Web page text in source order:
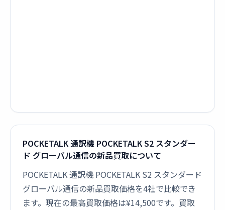
POCKETALK 通訳機 POCKETALK S2 スタンダー
ド グローバル通信の新品買取について
POCKETALK 通訳機 POCKETALK S2 スタンダード
グローバル通信の新品買取価格を4社で比較でき
ます。現在の最高買取価格は¥14,500です。買取